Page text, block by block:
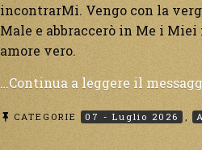
incontrarMi. Vengo con la
Male e abbraccerò in Me i
amore vero.
…Continua a leggere il
CATEGORIE 07 - Luglio 2026